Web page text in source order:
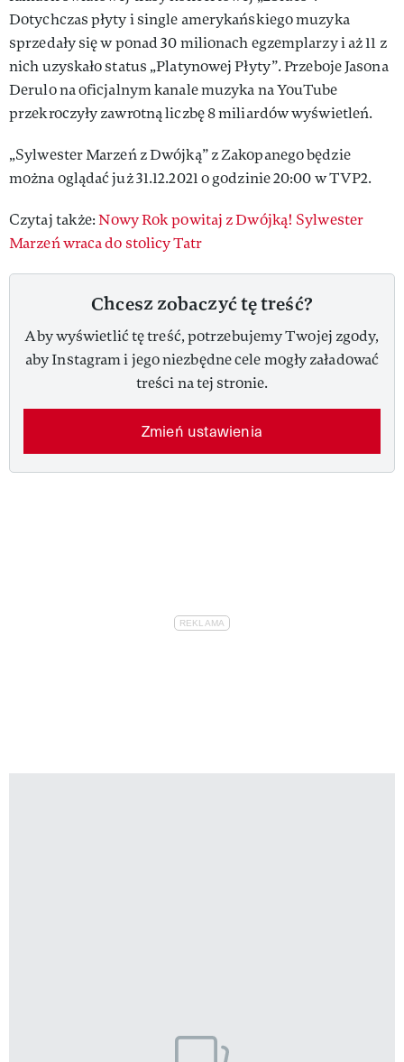
Dotychczas płyty i single amerykańskiego muzyka
sprzedały się w ponad 30 milionach egzemplarzy i aż 11 z
nich uzyskało status „Platynowej Płyty”. Przeboje Jasona
Derulo na oficjalnym kanale muzyka na YouTube
przekroczyły zawrotną liczbę 8 miliardów wyświetleń.
„Sylwester Marzeń z Dwójką” z Zakopanego będzie
można oglądać już 31.12.2021 o godzinie 20:00 w TVP2.
Czytaj także:Nowy Rok powitaj z Dwójką! Sylwester
Marzeń wraca do stolicy Tatr
Chcesz zobaczyć tę treść?
Aby wyświetlić tę treść, potrzebujemy Twojej zgody,
aby Instagram i jego niezbędne cele mogły załadować
treści na tej stronie.
Zmień ustawienia